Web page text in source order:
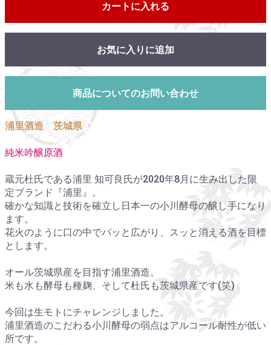
カートに入れる
お気に入りに追加
商品についてのお問い合わせ
浦里酒造 茨城県
純米吟醸原酒
蔵元杜氏である浦里 知可良氏が2020年8月に生み出した限
定ブランド『浦里』。
確かな知識と技術を確立し日本一の小川酵母の醸し手になり
ます。
花火のように口の中でパッと広がり、スッと消える酒を目標
とします。
オール茨城県産を目指す浦里酒造。
米も水も酵母も種麹、そして杜氏も茨城県産です(笑)
今回は生モトにチャレンジしました。
浦里酒造のこだわる小川酵母の弱点はアルコール耐性が低い
所です。